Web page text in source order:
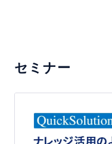
セミナー